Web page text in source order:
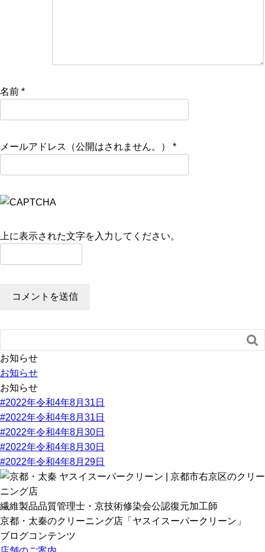
名前 *
メールアドレス（公開はされません。） *
上に表示された文字を入力してください。

お知らせ
お知らせ
お知らせ
#2022年令和4年8月31日
#2022年令和4年8月31日
#2022年令和4年8月30日
#2022年令和4年8月30日
#2022年令和4年8月29日
繊維製品品質管理士・京技術修染会公認復元加工師
京都・太秦のクリーニング店「ヤスイスーパークリーン」
ブログコンテンツ